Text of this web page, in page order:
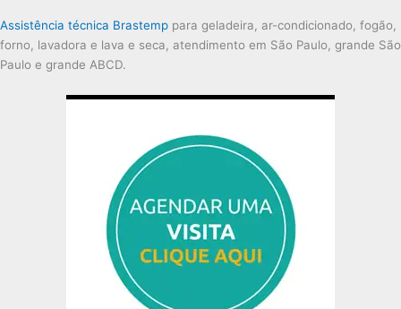
Assistência técnica Brastemp para geladeira, ar-condicionado, fogão,
forno, lavadora e lava e seca, atendimento em São Paulo, grande São
Paulo e grande ABCD.